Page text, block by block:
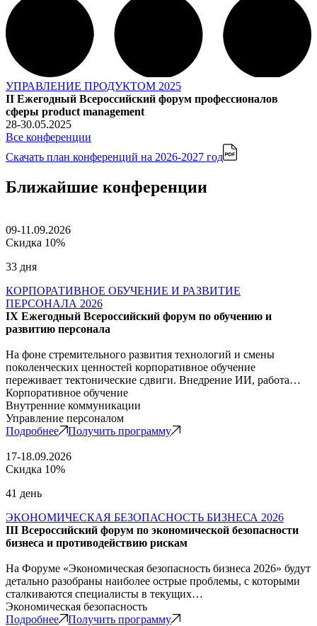
УПРАВЛЕНИЕ ПРОДУКТОМ 2025
II Ежегодный Всероссийский форум профессионалов
сферы product management
28-30.05.2025
Все конференции
Скачать план конференций на 2026-2027 год
Ближайшие конференции
09-11.09.2026
Скидка 10%
33 дня
КОРПОРАТИВНОЕ ОБУЧЕНИЕ И РАЗВИТИЕ
ПЕРСОНАЛА 2026
IX Ежегодный Всероссийский форум по обучению и
развитию персонала
На фоне стремительного развития технологий и смены
поколенческих ценностей корпоративное обучение
переживает тектонические сдвиги. Внедрение ИИ, работа…
Корпоративное обучение
Внутренние коммуникации
Управление персоналом
Подробнее
Получить программу
17-18.09.2026
Скидка 10%
41 день
ЭКОНОМИЧЕСКАЯ БЕЗОПАСНОСТЬ БИЗНЕСА 2026
III Всероссийский форум по экономической безопасности
бизнеса и противодействию рискам
На Форуме «Экономическая безопасность бизнеса 2026» будут
детально разобраны наиболее острые проблемы, с которыми
сталкиваются специалисты в текущих…
Экономическая безопасность
Подробнее
Получить программу